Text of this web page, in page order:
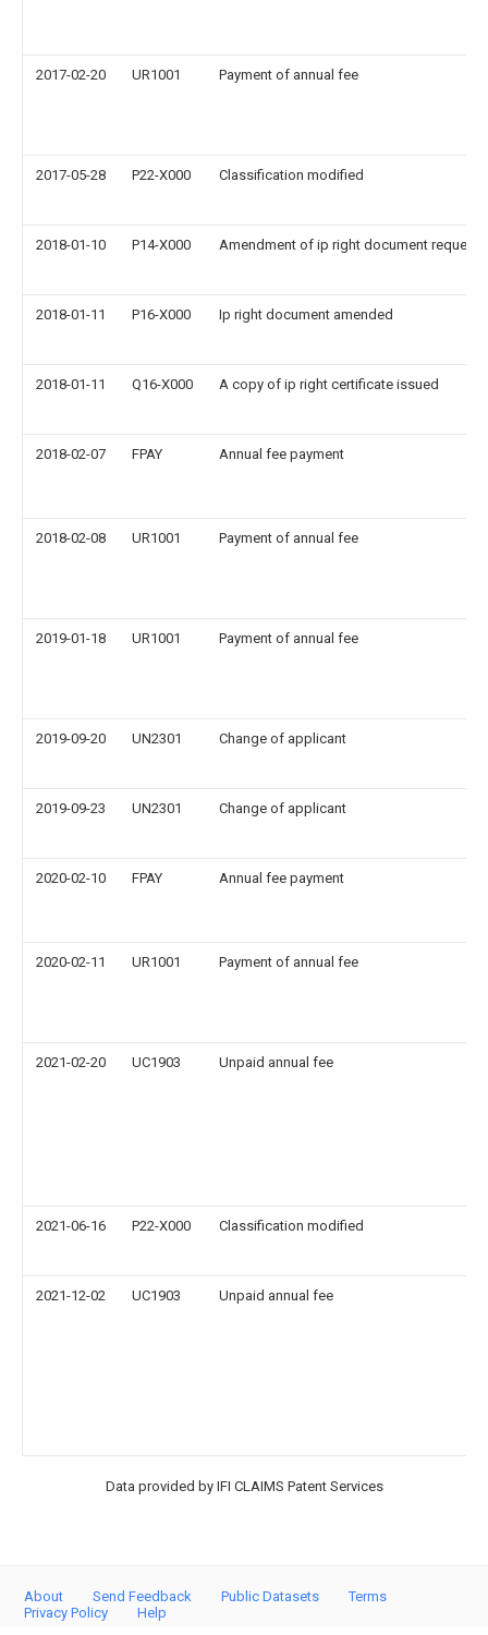
2017-02-20 UR1001 Payment of annual fee
2017-05-28 P22-X000 Classification modified
2018-01-10 P14-X000 Amendment of ip right document
2018-01-11 P16-X000 Ip right document amended
2018-01-11 Q16-X000 A copy of ip right certificate issued
2018-02-07 FPAY Annual fee payment
2018-02-08 UR1001 Payment of annual fee
2019-01-18 UR1001 Payment of annual fee
2019-09-20 UN2301 Change of applicant
2019-09-23 UN2301 Change of applicant
2020-02-10 FPAY Annual fee payment
2020-02-11 UR1001 Payment of annual fee
2021-02-20 UC1903 Unpaid annual fee
2021-06-16 P22-X000 Classification modified
2021-12-02 UC1903 Unpaid annual fee
Data provided by IFI CLAIMS Patent Services
About Send Feedback Public Datasets
Terms
Privacy Policy
Help